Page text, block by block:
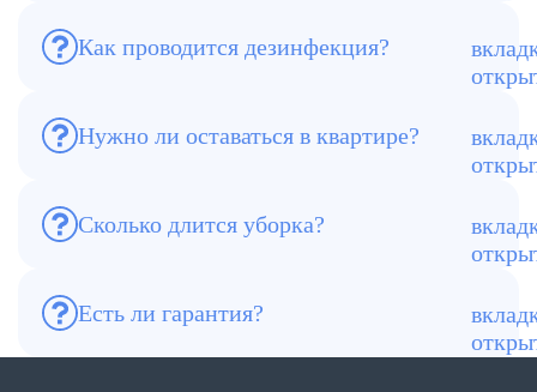
Как проводится дезинфекция?
Холодный туман + озонирование +
Нужно ли оставаться в квартире?
Нет. Можно передать ключи.
Сколько длится уборка?
От 6 до 12 часов. Тяжёлые случаи — до
Есть ли гарантия?
Да. В случае возврата запаха —